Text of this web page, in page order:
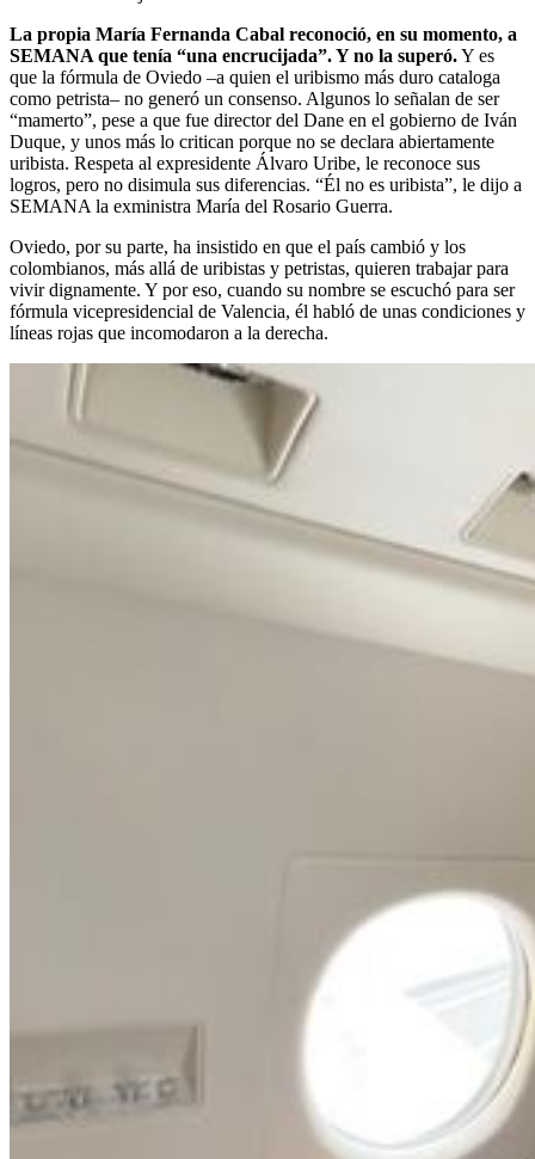
La propia María Fernanda Cabal reconoció, en su momento, a
SEMANA que tenía “una encrucijada”. Y no la superó.Y es
que la fórmula de Oviedo –a quien el uribismo más duro cataloga
como petrista– no generó un consenso. Algunos lo señalan de ser
“mamerto”, pese a que fue director del Dane en el gobierno de Iván
Duque, y unos más lo critican porque no se declara abiertamente
uribista. Respeta al expresidente Álvaro Uribe, le reconoce sus
logros, pero no disimula sus diferencias. “Él no es uribista”, le dijo a
SEMANA la exministra María del Rosario Guerra.
Oviedo, por su parte, ha insistido en que el país cambió y los
colombianos, más allá de uribistas y petristas, quieren trabajar para
vivir dignamente. Y por eso, cuando su nombre se escuchó para ser
fórmula vicepresidencial de Valencia, él habló de unas condiciones y
líneas rojas que incomodaron a la derecha.